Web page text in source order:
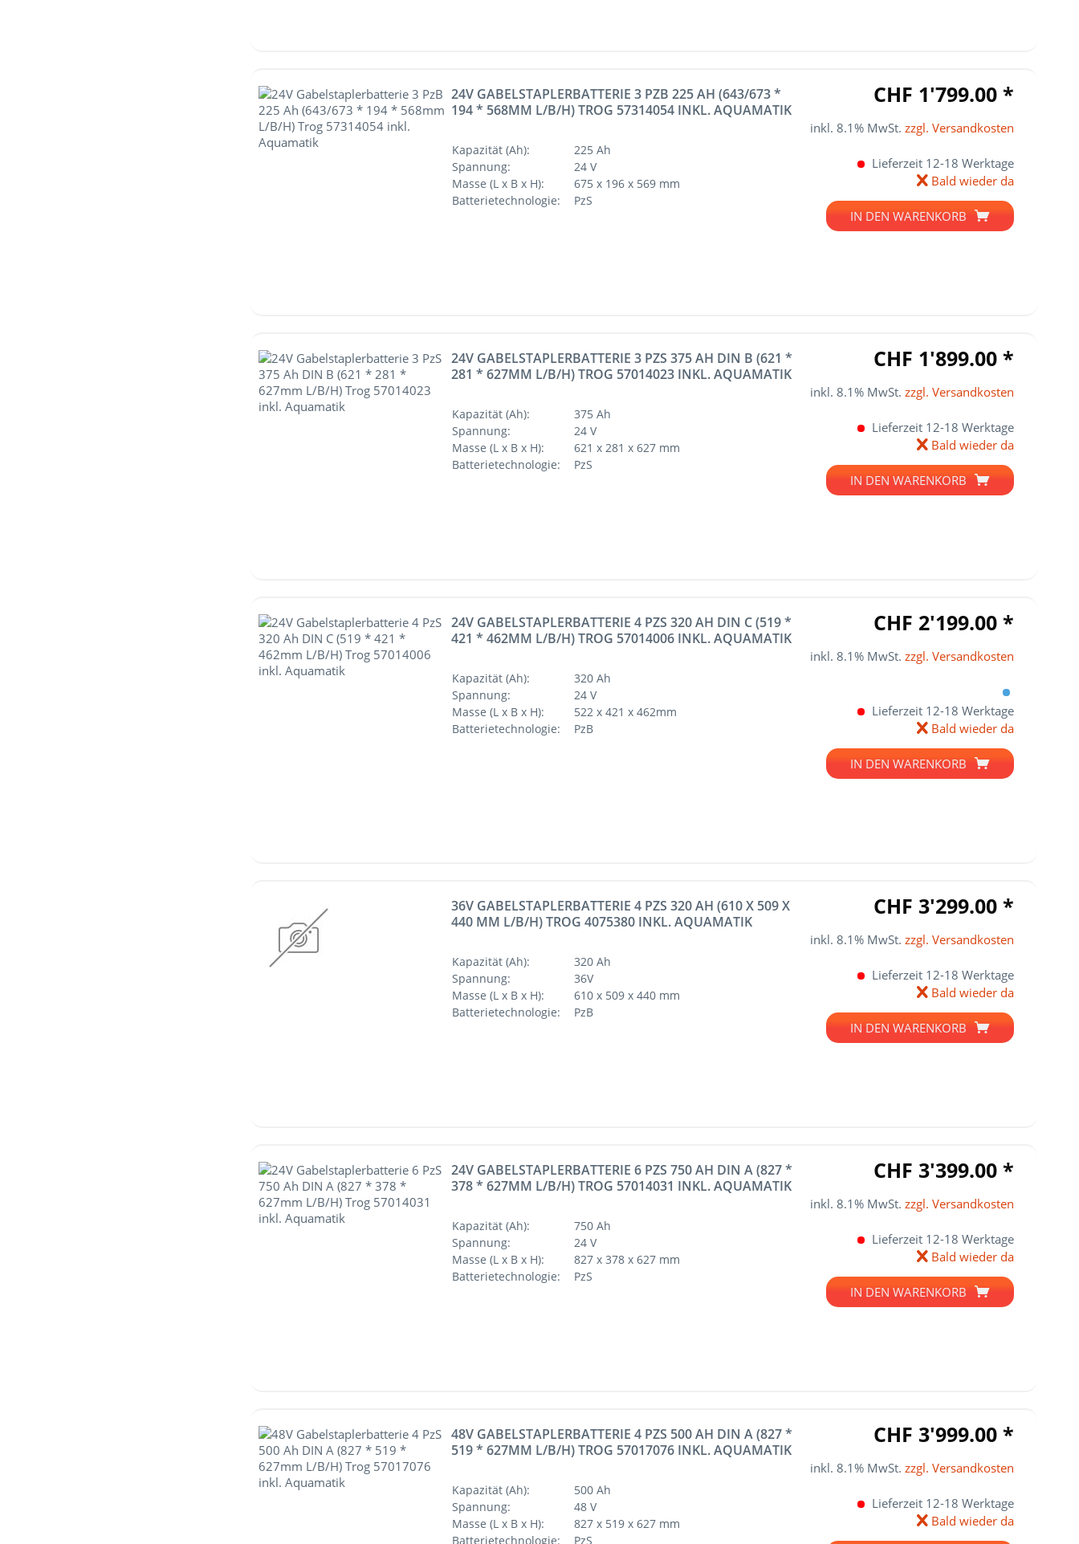
24V GABELSTAPLERBATTERIE 3 PZB 225 AH (643/673 *
194 * 568MM L/B/H) TROG 57314054 INKL. AQUAMATIK
Kapazität (Ah):
225 Ah
Spannung:
24 V
Masse (L x B x H):
675 x 196 x 569 mm
Batterietechnologie:
PzS
CHF 1'799.00 *
inkl. 8.1% MwSt. zzgl. Versandkosten
Lieferzeit 12-18 Werktage
Bald wieder da
IN DEN WARENKORB
24V GABELSTAPLERBATTERIE 3 PZS 375 AH DIN B (621 *
281 * 627MM L/B/H) TROG 57014023 INKL. AQUAMATIK
Kapazität (Ah):
375 Ah
Spannung:
24 V
Masse (L x B x H):
621 x 281 x 627 mm
Batterietechnologie:
PzS
CHF 1'899.00 *
inkl. 8.1% MwSt. zzgl. Versandkosten
Lieferzeit 12-18 Werktage
Bald wieder da
IN DEN WARENKORB
24V GABELSTAPLERBATTERIE 4 PZS 320 AH DIN C (519 *
421 * 462MM L/B/H) TROG 57014006 INKL. AQUAMATIK
Kapazität (Ah):
320 Ah
Spannung:
24 V
Masse (L x B x H):
522 x 421 x 462mm
Batterietechnologie:
PzB
CHF 2'199.00 *
inkl. 8.1% MwSt. zzgl. Versandkosten
Lieferzeit 12-18 Werktage
Bald wieder da
IN DEN WARENKORB
36V GABELSTAPLERBATTERIE 4 PZS 320 AH (610 X 509 X
440 MM L/B/H) TROG 4075380 INKL. AQUAMATIK
Kapazität (Ah):
320 Ah
Spannung:
36V
Masse (L x B x H):
610 x 509 x 440 mm
Batterietechnologie:
PzB
CHF 3'299.00 *
inkl. 8.1% MwSt. zzgl. Versandkosten
Lieferzeit 12-18 Werktage
Bald wieder da
IN DEN WARENKORB
24V GABELSTAPLERBATTERIE 6 PZS 750 AH DIN A (827 *
378 * 627MM L/B/H) TROG 57014031 INKL. AQUAMATIK
Kapazität (Ah):
750 Ah
Spannung:
24 V
Masse (L x B x H):
827 x 378 x 627 mm
Batterietechnologie:
PzS
CHF 3'399.00 *
inkl. 8.1% MwSt. zzgl. Versandkosten
Lieferzeit 12-18 Werktage
Bald wieder da
IN DEN WARENKORB
48V GABELSTAPLERBATTERIE 4 PZS 500 AH DIN A (827 *
519 * 627MM L/B/H) TROG 57017076 INKL. AQUAMATIK
Kapazität (Ah):
500 Ah
Spannung:
48 V
Masse (L x B x H):
827 x 519 x 627 mm
Batterietechnologie:
PzS
CHF 3'999.00 *
inkl. 8.1% MwSt. zzgl. Versandkosten
Lieferzeit 12-18 Werktage
Bald wieder da